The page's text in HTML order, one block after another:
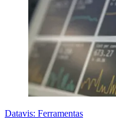
Datavis: Ferramentas